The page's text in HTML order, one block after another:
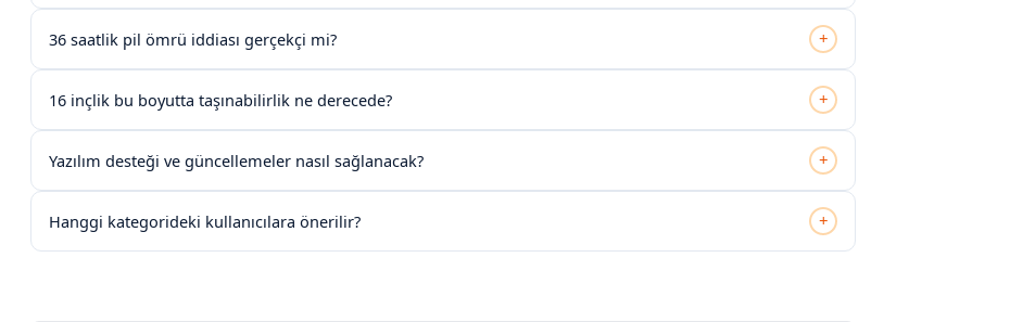
36 saatlik pil ömrü iddiası gerçekçi mi? +
16 inçlik bu boyutta taşınabilirlik ne derecede? +
Yazılım desteği ve güncellemeler nasıl sağlanacak? +
Hanggi kategorideki kullanıcılara önerilir? +